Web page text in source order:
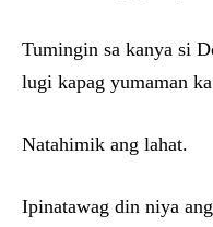
Tumingin sa kanya si
lugi kapag yumaman
Natahimik ang lahat.
Ipinatawag din niya